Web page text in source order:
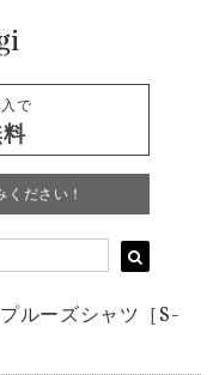
で
ださい！
ルーズシャツ［S-